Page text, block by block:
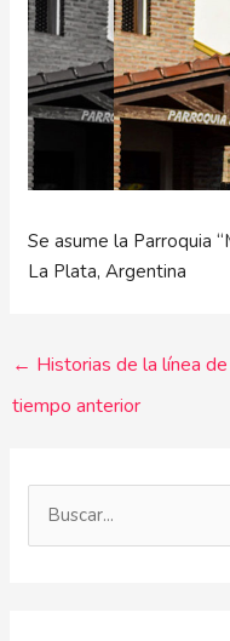
Se asume la Parroquia
La Plata, Argentina
← Historias de la línea de
tiempo anterior